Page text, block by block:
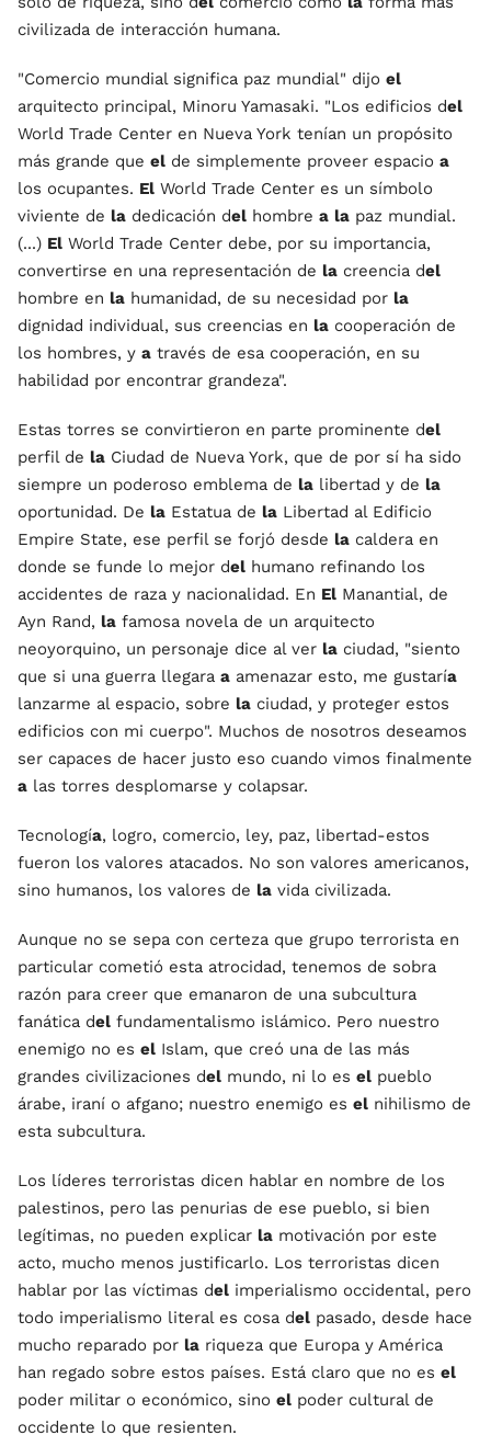
civilizada de interacción humana.
"Comercio mundial significa paz mundial" dijo el
arquitecto principal, Minoru Yamasaki. "Los edificios del
World Trade Center en Nueva York tenían un propósito
más grande que el de simplemente proveer espacio a
los ocupantes. El World Trade Center es un símbolo
viviente de la dedicación del hombre a la paz mundial.
(...) El World Trade Center debe, por su importancia,
convertirse en una representación de la creencia del
hombre en la humanidad, de su necesidad por la
dignidad individual, sus creencias en la cooperación de
los hombres, y a través de esa cooperación, en su
habilidad por encontrar grandeza".
Estas torres se convirtieron en parte prominente del
perfil de la Ciudad de Nueva York, que de por sí ha sido
siempre un poderoso emblema de la libertad y de la
oportunidad. De la Estatua de la Libertad al Edificio
Empire State, ese perfil se forjó desde la caldera en
donde se funde lo mejor del humano refinando los
accidentes de raza y nacionalidad. En El Manantial, de
Ayn Rand, la famosa novela de un arquitecto
neoyorquino, un personaje dice al ver la ciudad, "siento
que si una guerra llegara a amenazar esto, me gustaría
lanzarme al espacio, sobre la ciudad, y proteger estos
edificios con mi cuerpo". Muchos de nosotros deseamos
ser capaces de hacer justo eso cuando vimos finalmente
a las torres desplomarse y colapsar.
Tecnología, logro, comercio, ley, paz, libertad-estos
fueron los valores atacados. No son valores americanos,
sino humanos, los valores de la vida civilizada.
Aunque no se sepa con certeza que grupo terrorista en
particular cometió esta atrocidad, tenemos de sobra
razón para creer que emanaron de una subcultura
fanática del fundamentalismo islámico. Pero nuestro
enemigo no es el Islam, que creó una de las más
grandes civilizaciones del mundo, ni lo es el pueblo
árabe, iraní o afgano; nuestro enemigo es el nihilismo de
esta subcultura.
Los líderes terroristas dicen hablar en nombre de los
palestinos, pero las penurias de ese pueblo, si bien
legítimas, no pueden explicar la motivación por este
acto, mucho menos justificarlo. Los terroristas dicen
hablar por las víctimas del imperialismo occidental, pero
todo imperialismo literal es cosa del pasado, desde hace
mucho reparado por la riqueza que Europa y América
han regado sobre estos países. Está claro que no es el
poder militar o económico, sino el poder cultural de
occidente lo que resienten.